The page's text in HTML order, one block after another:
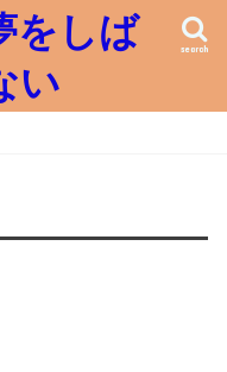
をしば
い
search